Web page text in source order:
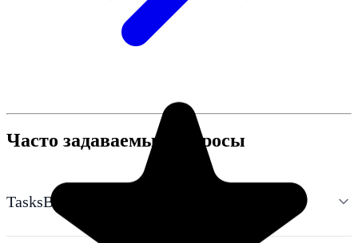
Часто задаваемые вопросы
TasksBoard действительно бесплатный?